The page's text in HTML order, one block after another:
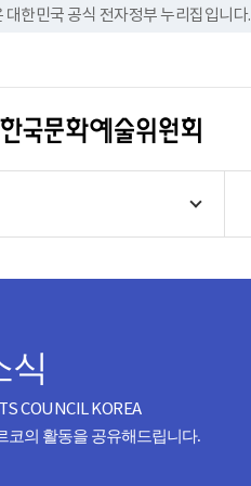
대한민국 공식 전자정부 누리집입니다.
식
COUNCIL KOREA
코의 활동을 공유해드립니다.